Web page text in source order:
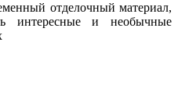
отделочный материал,
интересные и необычные